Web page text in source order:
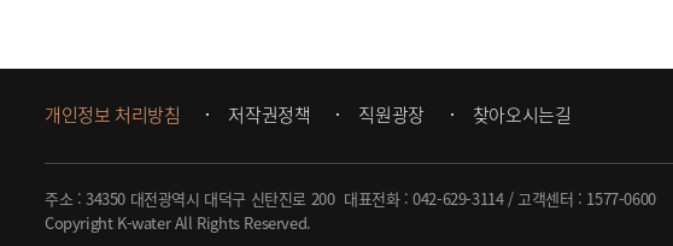
개인정보 처리방침 저작권정책 직원광장 찾아오시는길
주소 : 34350 대전광역시 대덕구 신탄진로 200 대표전화 :042-629-3114/ 고객센터 : 1577-0600
Copyright K-water All Rights Reserved.